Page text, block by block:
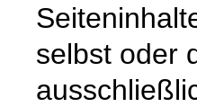
selbst oder